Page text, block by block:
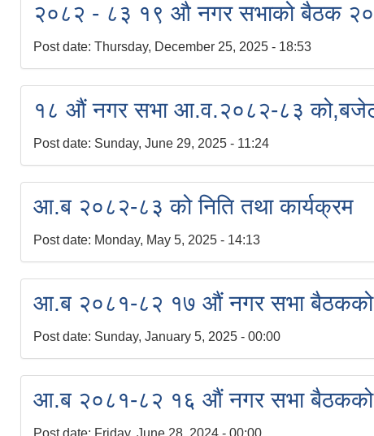
२०८२ - ८३ १९ औ नगर सभाको बैठक
Post date: Thursday, December 25, 2025 - 18:53
१८ औं नगर सभा आ.व.२०८२-८३ को,बजेट
Post date: Sunday, June 29, 2025 - 11:24
आ.ब २०८२-८३ को निति तथा कार्यक्रम
Post date: Monday, May 5, 2025 - 14:13
आ.ब २०८१-८२ १७ औं नगर सभा बैठकको
Post date: Sunday, January 5, 2025 - 00:00
आ.ब २०८१-८२ १६ औं नगर सभा बैठकको
Post date: Friday, June 28, 2024 - 00:00